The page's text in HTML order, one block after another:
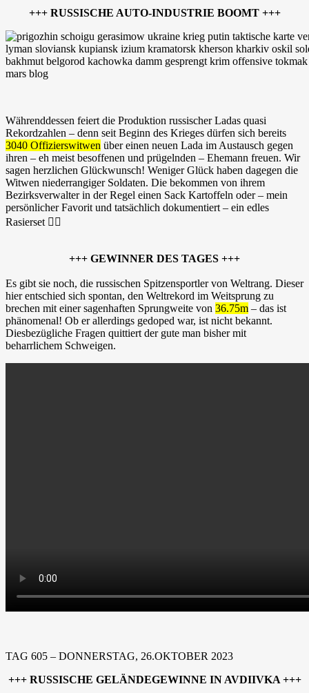
+++ RUSSISCHE AUTO-INDUSTRIE BOOMT +++
Währenddessen feiert die Produktion russischer Ladas quasi
Rekordzahlen – denn seit Beginn des Krieges dürfen sich bereits
3040 Offizierswitwen über einen neuen Lada im Austausch gegen
ihren – eh meist besoffenen und prügelnden – Ehemann freuen. Wir
sagen herzlichen Glückwunsch! Weniger Glück haben dagegen die
Witwen niederrangiger Soldaten. Die bekommen von ihrem
Bezirksverwalter in der Regel einen Sack Kartoffeln oder – mein
persönlicher Favorit und tatsächlich dokumentiert – ein edles
Rasierset 🤦‍♂️
+++ GEWINNER DES TAGES +++
Es gibt sie noch, die russischen Spitzensportler von Weltrang. Dieser
hier entschied sich spontan, den Weltrekord im Weitsprung zu
brechen mit einer sagenhaften Sprungweite von 36.75m – das ist
phänomenal! Ob er allerdings gedoped war, ist nicht bekannt.
Diesbezügliche Fragen quittiert der gute man bisher mit
beharrlichem Schweigen.
TAG 605 – DONNERSTAG, 26.OKTOBER 2023
+++ RUSSISCHE GELÄNDEGEWINNE IN AVDIIVKA +++